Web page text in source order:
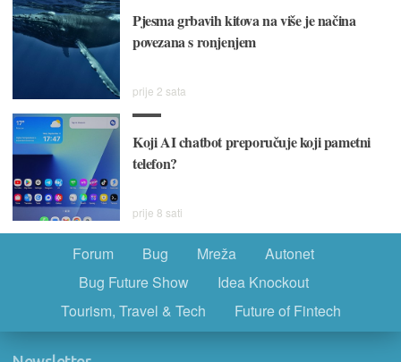
Pjesma grbavih kitova na više je načina
povezana s ronjenjem
prije 2 sata
Koji AI chatbot preporučuje koji pametni
telefon?
prije 8 sati
Forum Bug Mreža
Autonet
Bug Future Show
Idea Knockout
Tourism, Travel & Tech
Future of Fintech